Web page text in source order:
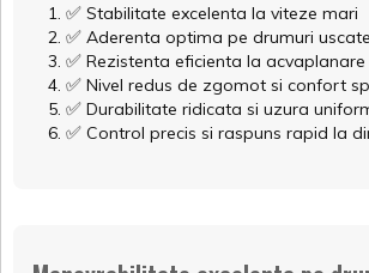
✅ Stabilitate excelenta la viteze mari
✅ Aderenta optima pe drumuri
✅ Rezistenta eficienta la acvaplanare
✅ Nivel redus de zgomot si confort
✅ Durabilitate ridicata si uzura
✅ Control precis si raspuns rapid la